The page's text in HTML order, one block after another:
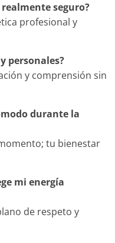
seguro?
profesional y
personales?
y comprensión sin
durante la
tu bienestar
mi energía
de respeto y